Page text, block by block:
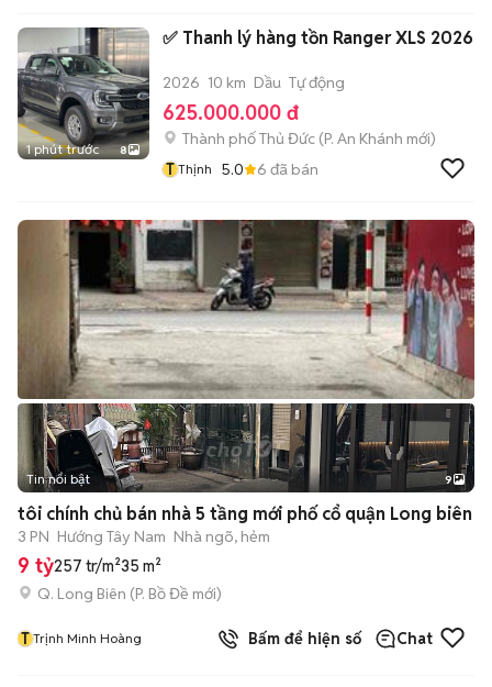
1 phút trước 8
✅ Thanh lý hàng tồn Ranger XLS 2026
2026 10 km Dầu Tự động
625.000.000 đ
Thành phố Thủ Đức (P. An Khánh mới)
T Thịnh 5.0 6 đã bán
+2
Tin nổi bật 9
tôi chính chủ bán nhà 5 tầng mới phố cổ quận Long biên
3 PN Hướng Tây Nam Nhà ngõ, hẻm
9 tỷ257 tr/m²35 m²
Q. Long Biên (P. Bồ Đề mới)
T Trịnh Minh Hoàng Bấm để hiện số Chat